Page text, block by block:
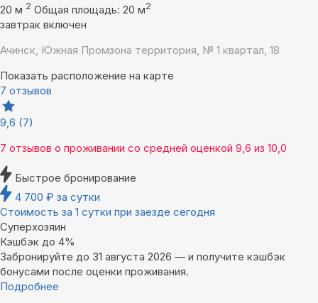
20 м 2 Общая площадь: 20 м2
завтрак включен
Ачинск, Южная Промзона территория, № 1 квартал, 18
Показать расположение на карте
7 отзывов
9,6 (7)
7 отзывов о проживании со средней оценкой 9,6 из 10,0
Быстрое бронирование
4 700 ₽ за сутки
Стоимость за 1 сутки при заезде сегодня
Суперхозяин
Кэшбэк до 4%
Забронируйте до 31 августа 2026 — и получите кэшбэк
бонусами после оценки проживания.
Подробнее